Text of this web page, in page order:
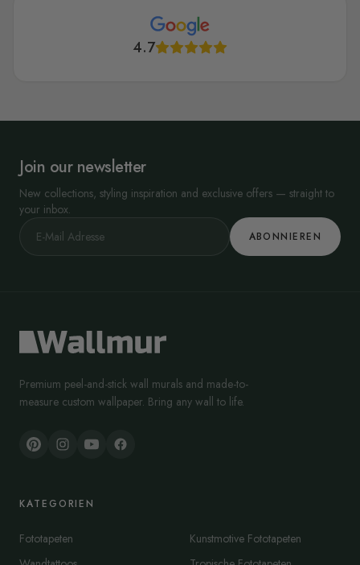
4.7
Join our newsletter
New collections, styling inspiration and exclusive offers — straight to
your inbox.
ABONNIEREN
Premium peel-and-stick wall murals and made-to-
measure custom wallpaper. Bring any wall to life.
KATEGORIEN
Fototapeten
Kunstmotive Fototapeten